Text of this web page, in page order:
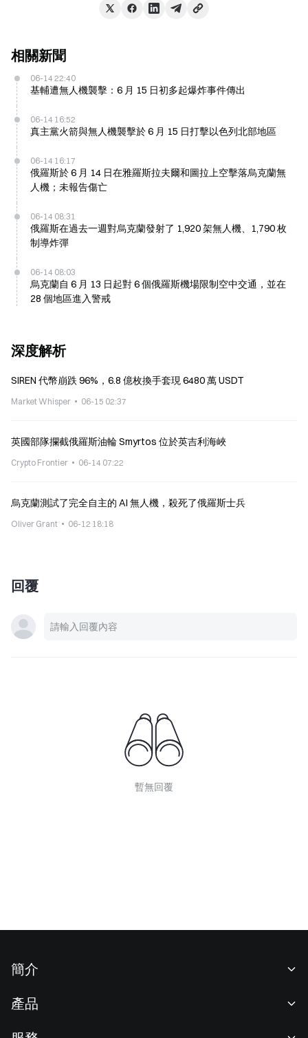
相關新聞
06-14 22:40
基輔遭無人機襲擊：6 月 15 日初多起爆炸事件傳出
06-14 16:52
真主黨火箭與無人機襲擊於 6 月 15 日打擊以色列北部地區
06-14 16:17
俄羅斯於 6 月 14 日在雅羅斯拉夫爾和圖拉上空擊落烏克蘭無
人機；未報告傷亡
06-14 08:31
俄羅斯在過去一週對烏克蘭發射了 1,920 架無人機、1,790 枚
制導炸彈
06-14 08:03
烏克蘭自 6 月 13 日起對 6 個俄羅斯機場限制空中交通，並在
28 個地區進入警戒
深度解析
SIREN 代幣崩跌 96%，6.8 億枚換手套現 6480 萬 USDT
Market Whisper 06-15 02:37
英國部隊攔截俄羅斯油輪 Smyrtos 位於英吉利海峽
Crypto Frontier 06-14 07:22
烏克蘭測試了完全自主的 AI 無人機，殺死了俄羅斯士兵
Oliver Grant 06-12 18:18
回覆
暫無回覆
簡介
產品